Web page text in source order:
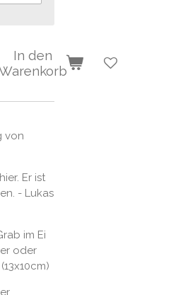
In den
von
Er ist
- Lukas
im Ei
oder